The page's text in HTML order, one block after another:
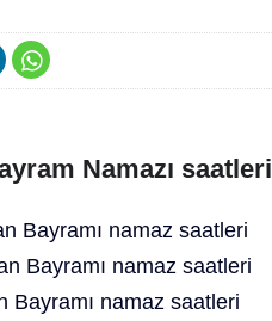
Namazı saatleri
Bayramı namaz saatleri
Bayramı namaz saatleri
Bayramı namaz saatleri